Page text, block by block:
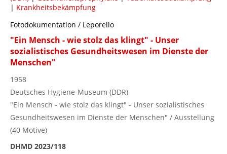
| Krankheitsbekämpfung
Fotodokumentation / Leporello
"Ein Mensch - wie stolz das klingt" - Unser
sozialistisches Gesundheitswesen im Dienste der
Menschen"
1958
Deutsches Hygiene-Museum (DDR)
"Ein Mensch - wie stolz das klingt" - Unser sozialistisches
Gesundheitswesen im Dienste der Menschen" / Ausstellung
(40 Motive)
DHMD 2023/118